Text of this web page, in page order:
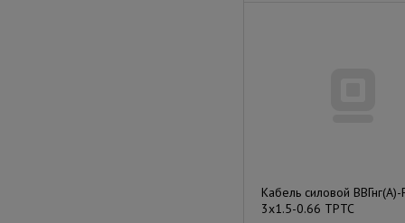
Кабель силовой ВВГнг(А)-
3х1.5-0.66 ТРТС